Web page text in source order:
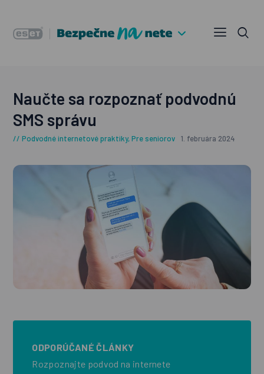
Naučte sa rozpoznať podvodnú
SMS správu
Podvodné internetové praktiky,Pre seniorov 1. februára 2024
ODPORÚČANÉ ČLÁNKY
Rozpoznajte podvod na internete